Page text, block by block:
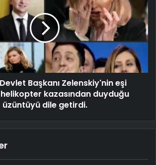
Başkanı Zelenskiy'nin eşi
kazasından duyduğu
üzüntüyü dile getirdi.